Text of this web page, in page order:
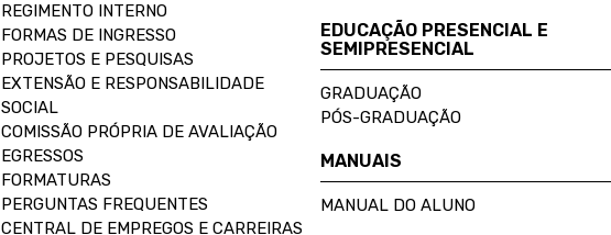
REGIMENTO INTERNO
FORMAS DE INGRESSO
PROJETOS E PESQUISAS
EXTENSÃO E RESPONSABILIDADE
SOCIAL
COMISSÃO PRÓPRIA DE AVALIAÇÃO
EGRESSOS
FORMATURAS
PERGUNTAS FREQUENTES
CENTRAL DE EMPREGOS E CARREIRAS
EDUCAÇÃO PRESENCIAL E
SEMIPRESENCIAL
GRADUAÇÃO
PÓS-GRADUAÇÃO
MANUAIS
MANUAL DO ALUNO